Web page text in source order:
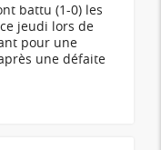
battu (1-0) les
jeudi lors de
pour une
une défaite